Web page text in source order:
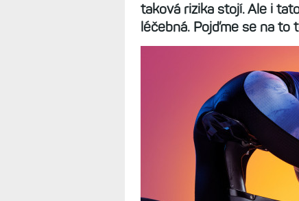
taková rizika stojí. Ale i
léčebná. Pojďme se na to